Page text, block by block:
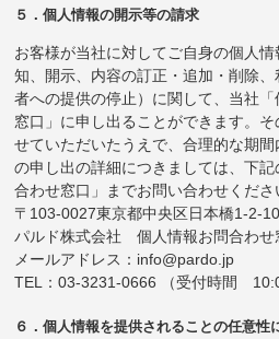
５．個人情報の開示等の請求
お客様が当社に対してご自身の個人
知、開示、内容の訂正・追加・削除
者への提供の停止）に関して、当社
窓口」に申し出ることができます。
せていただいたうえで、合理的な期
の申し出の詳細につきましては、下
合わせ窓口」までお問い合わせくださ
〒103-0027東京都中央区日本橋1-2-
パルド株式会社 個人情報お問合わせ
メールアドレス：info@pardo.jp
TEL：03-3231-0666 （受付時間
６．個人情報を提供されることの任意性